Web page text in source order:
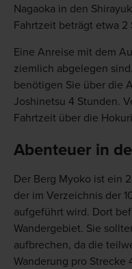
Nagaoka in den
Fahrtzeit beträgt etwa 2
Eine Anreise mit dem
ziemlich abgelegen
benötigen Sie über die
Joshinetsu 4 Stunden.
Fahrtzeit über die
Abenteuer in
Der Berg Myoko ist ein
der im Verzeichnis der
aufgeführt wird. Dort
Wandergebiet. Sie
aufbrechen, da die
Wanderung pro Strecke